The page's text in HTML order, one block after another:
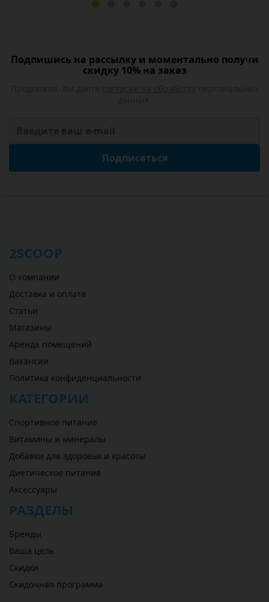
Подпишись на рассылку и моментально получи
скидку 10% на заказ
Подписаться
2SCOOP
О компании
Доставка и оплата
Статьи
Магазины
Аренда помещений
Вакансии
Политика конфиденциальности
КАТЕГОРИИ
Спортивное питание
Витамины и минералы
Добавки для здоровья и красоты
Диетическое питание
Аксессуары
РАЗДЕЛЫ
Бренды
Ваша цель
Скидки
Скидочная программа